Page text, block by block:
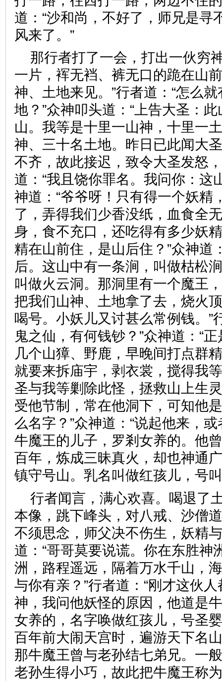
道：“沙和尚，不好了，师兄是寻
风来了。”
那行者打了一会，打出一伙穷
一片，裈无裆、裤无口的跪在山
神、土地来见。”行者道：“怎么
地？”众神叩头道：“上告大圣：
山。我等是十里一山神，十里一
神、三十名土地。昨日已此闻大
不齐，故此接迟，致令大圣发怒
道：“我且饶你罪名。我问你：这
神道：“爷爷呀！只有得一个妖精
了，弄得我们少香没纸，血食全
身，食不充口，还吃得有多少妖
精在山前住，是山后住？”众神道
后。这山中有一条涧，叫做枯松
叫做火云洞。那洞里有一个魔王
把我们山神、土地拿了去，烧火
喝号。小妖儿又讨甚么常例钱。”
鬼之仙，有何钱钞？”众神道：“
几个山獐、野鹿，早晚间打点群
就要来拆庙宇，剥衣裳，搅得我
圣与我等剿除此怪，拯救山上生
受他节制，常在他洞下，可知他
么名字？”众神道：“说起他来，
牛魔王的儿子，罗剎女养的。他
百年，炼成三昧真火，却也神通
镇守号山。乳名叫做红孩儿，
行者闻言，满心欢喜。喝退了
本像，跳下峰头，对八戒、沙僧
不须思念，师父决不伤生，妖精
道：“哥哥莫要说谎。你在东胜神
洲，路程遥远，隔着万水千山，
与你有亲？”行者道：“刚才这伙
神，我问他妖怪的原因，他道是
女养的，名字唤做红孩儿，号圣
百年前大闹天宫时，遍游天下名
那牛魔王曾与老孙结七弟兄。一
老孙生得小巧，故此把牛魔王称